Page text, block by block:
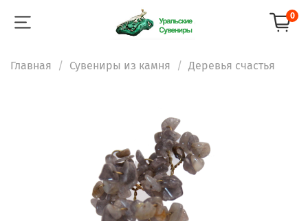
0
Главная Сувениры из камня Деревья счастья